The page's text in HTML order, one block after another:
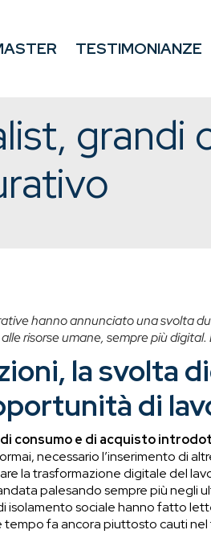
TESTIMONIANZE
grandi
hanno annunciato una svolta
risorse umane, sempre più
la svolta
di
consumo e di acquisto
necessario l’inserimento di
la trasformazione digitale del
palesando sempre più negli
isolamento sociale hanno fatto
fa ancora piuttosto cauti